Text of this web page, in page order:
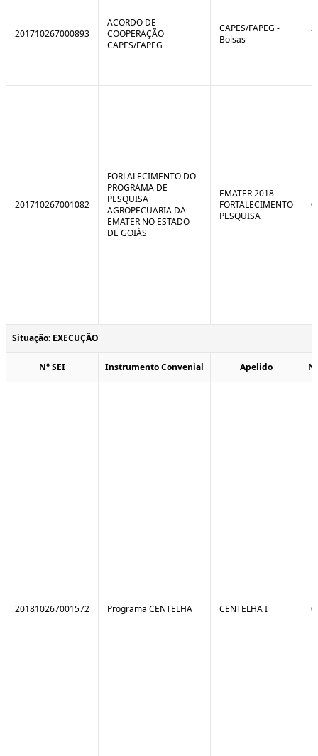
201710267000893
ACORDO DE
COOPERAÇÃO
CAPES/FAPEG
CAPES/FAPEG -
Bolsas
201710267001082
FORLALECIMENTO DO
PROGRAMA DE
PESQUISA
AGROPECUARIA DA
EMATER NO ESTADO
DE GOIÁS
EMATER 2018 -
FORTALECIMENTO
PESQUISA
Situação: EXECUÇÃO
N° SEI Instrumento Convenial Apelido
201810267001572 Programa CENTELHA CENTELHA I